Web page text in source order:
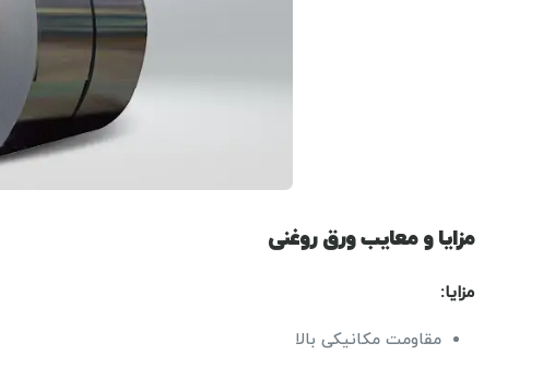
مزایا و معایب ورق روغنی
مزایا:
مقاومت مکانیکی بالا